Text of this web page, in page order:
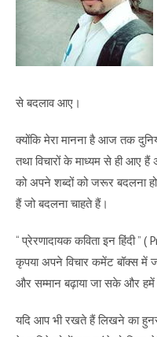
से बदलाव आए।
क्योंकि मेरा मानना है आज तक
तथा विचारों के माध्यम से ही आए
को अपने शब्दों को जरूर बदलना
हैं जो बदलना चाहते हैं।
“प्रेरणादायक कविता इन हिंदी” (
कृपया अपने विचार कमेंट बॉक्स में
और सम्मान बढ़ाया जा सके और
यदि आप भी रखते हैं लिखने का